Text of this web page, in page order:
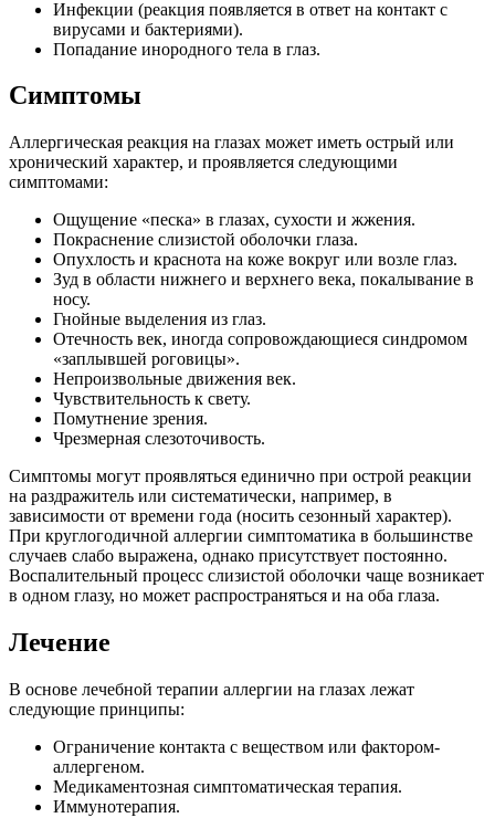
Инфекции (реакция появляется в ответ на контакт с
вирусами и бактериями).
Попадание инородного тела в глаз.
Симптомы
Аллергическая реакция на глазах может иметь острый или
хронический характер, и проявляется следующими
симптомами:
Ощущение «песка» в глазах, сухости и жжения.
Покраснение слизистой оболочки глаза.
Опухлость и краснота на коже вокруг или возле глаз.
Зуд в области нижнего и верхнего века, покалывание в
носу.
Гнойные выделения из глаз.
Отечность век, иногда сопровождающиеся синдромом
«заплывшей роговицы».
Непроизвольные движения век.
Чувствительность к свету.
Помутнение зрения.
Чрезмерная слезоточивость.
Симптомы могут проявляться единично при острой реакции
на раздражитель или систематически, например, в
зависимости от времени года (носить сезонный характер).
При круглогодичной аллергии симптоматика в большинстве
случаев слабо выражена, однако присутствует постоянно.
Воспалительный процесс слизистой оболочки чаще возникает
в одном глазу, но может распространяться и на оба глаза.
Лечение
В основе лечебной терапии аллергии на глазах лежат
следующие принципы:
Ограничение контакта с веществом или фактором-
аллергеном.
Медикаментозная симптоматическая терапия.
Иммунотерапия.